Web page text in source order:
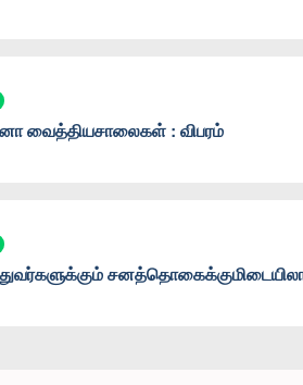
வைத்தியசாலைகள் : விபரம்